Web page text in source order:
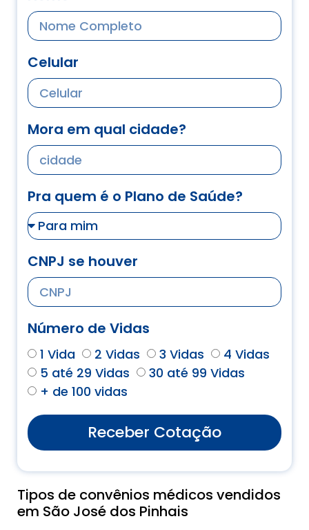
Celular
Mora em qual cidade?
Pra quem é o Plano de Saúde?
CNPJ se houver
Número de Vidas
1 Vida 2 Vidas 3 Vidas
4 Vidas
5 até 29 Vidas
30 até 99 Vidas
+ de 100 vidas
Receber Cotação
Tipos de convênios médicos vendidos
em São José dos Pinhais